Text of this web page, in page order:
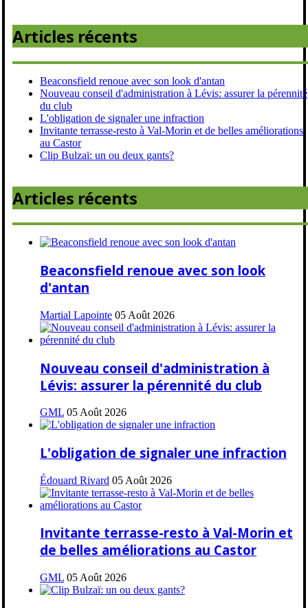
Articles récents
Beaconsfield renoue avec son look d'antan
Nouveau conseil d'administration à Lévis: assurer la pérennité
du club
L'obligation de signaler une infraction
Invitante terrasse-resto à Val-Morin et de belles améliorations
au Castor
Clip Bulzaï: un ou deux gants?
Articles récents
Beaconsfield renoue avec son look
d'antan
Martial Lapointe 05 Août 2026
Nouveau conseil d'administration à
Lévis: assurer la pérennité du club
GML 05 Août 2026
L'obligation de signaler une infraction
Édouard Rivard 05 Août 2026
Invitante terrasse-resto à Val-Morin et
de belles améliorations au Castor
GML 05 Août 2026